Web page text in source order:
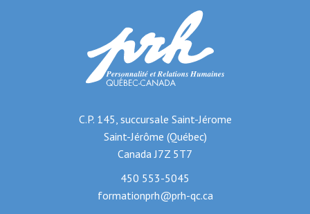
C.P. 145, succursale Saint-Jérome
Saint-Jérôme (Québec)
Canada J7Z 5T7
450 553-5045
formationprh@prh-qc.ca